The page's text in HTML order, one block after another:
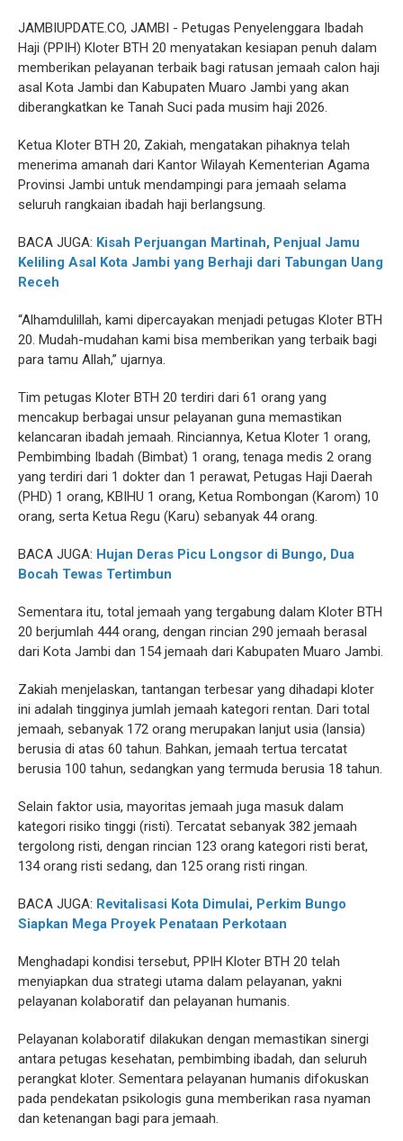
JAMBIUPDATE.CO, JAMBI - Petugas Penyelenggara Ibadah
Haji (PPIH) Kloter BTH 20 menyatakan kesiapan penuh dalam
memberikan pelayanan terbaik bagi ratusan jemaah calon haji
asal Kota Jambi dan Kabupaten Muaro Jambi yang akan
diberangkatkan ke Tanah Suci pada musim haji 2026.
Ketua Kloter BTH 20, Zakiah, mengatakan pihaknya telah
menerima amanah dari Kantor Wilayah Kementerian Agama
Provinsi Jambi untuk mendampingi para jemaah selama
seluruh rangkaian ibadah haji berlangsung.
BACA JUGA: Kisah Perjuangan Martinah, Penjual Jamu
Keliling Asal Kota Jambi yang Berhaji dari Tabungan Uang
Receh
“Alhamdulillah, kami dipercayakan menjadi petugas Kloter BTH
20. Mudah-mudahan kami bisa memberikan yang terbaik bagi
para tamu Allah,” ujarnya.
Tim petugas Kloter BTH 20 terdiri dari 61 orang yang
mencakup berbagai unsur pelayanan guna memastikan
kelancaran ibadah jemaah. Rinciannya, Ketua Kloter 1 orang,
Pembimbing Ibadah (Bimbat) 1 orang, tenaga medis 2 orang
yang terdiri dari 1 dokter dan 1 perawat, Petugas Haji Daerah
(PHD) 1 orang, KBIHU 1 orang, Ketua Rombongan (Karom) 10
orang, serta Ketua Regu (Karu) sebanyak 44 orang.
BACA JUGA: Hujan Deras Picu Longsor di Bungo, Dua
Bocah Tewas Tertimbun
Sementara itu, total jemaah yang tergabung dalam Kloter BTH
20 berjumlah 444 orang, dengan rincian 290 jemaah berasal
dari Kota Jambi dan 154 jemaah dari Kabupaten Muaro Jambi.
Zakiah menjelaskan, tantangan terbesar yang dihadapi kloter
ini adalah tingginya jumlah jemaah kategori rentan. Dari total
jemaah, sebanyak 172 orang merupakan lanjut usia (lansia)
berusia di atas 60 tahun. Bahkan, jemaah tertua tercatat
berusia 100 tahun, sedangkan yang termuda berusia 18 tahun.
Selain faktor usia, mayoritas jemaah juga masuk dalam
kategori risiko tinggi (risti). Tercatat sebanyak 382 jemaah
tergolong risti, dengan rincian 123 orang kategori risti berat,
134 orang risti sedang, dan 125 orang risti ringan.
BACA JUGA: Revitalisasi Kota Dimulai, Perkim Bungo
Siapkan Mega Proyek Penataan Perkotaan
Menghadapi kondisi tersebut, PPIH Kloter BTH 20 telah
menyiapkan dua strategi utama dalam pelayanan, yakni
pelayanan kolaboratif dan pelayanan humanis.
Pelayanan kolaboratif dilakukan dengan memastikan sinergi
antara petugas kesehatan, pembimbing ibadah, dan seluruh
perangkat kloter. Sementara pelayanan humanis difokuskan
pada pendekatan psikologis guna memberikan rasa nyaman
dan ketenangan bagi para jemaah.